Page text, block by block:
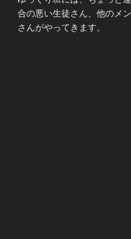
合の悪い生徒さん、他のメ
さんがやってきます。